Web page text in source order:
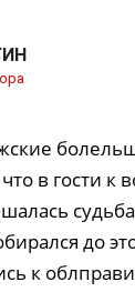
в гости к
до
к